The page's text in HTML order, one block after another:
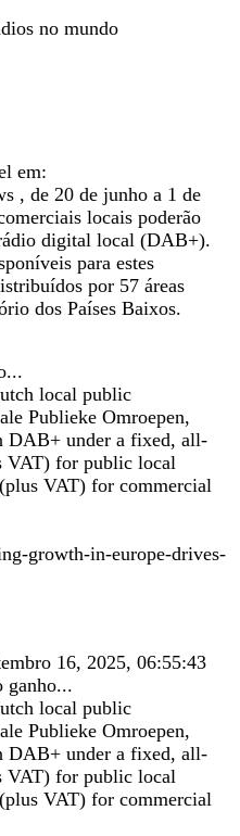
no mundo
em:
, de 20 de junho a 1 de
locais poderão
digital local (DAB+).
para estes
por 57 áreas
dos Países Baixos.
local public
Publieke Omroepen,
DAB+ under a fixed, all-
VAT) for public local
VAT) for commercial
growth-in-europe-drives-
16, 2025, 06:55:43
ganho...
local public
Publieke Omroepen,
DAB+ under a fixed, all-
VAT) for public local
VAT) for commercial